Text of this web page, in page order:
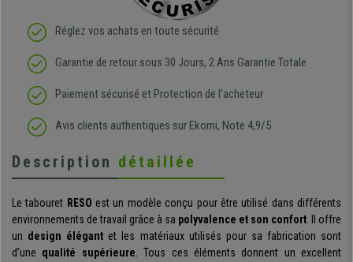
Réglez vos achats en toute sécurité
Garantie de retour sous 30 Jours, 2 Ans Garantie Totale
Paiement sécurisé et Protection de l'acheteur
Avis clients authentiques sur Ekomi, Note 4,9/5
Description détaillée
Le tabouret RESO est un modèle conçu pour être utilisé dans différents
environnements de travail grâce à sa polyvalence et son confort. Il offre
un design élégant et les matériaux utilisés pour sa fabrication sont
d’une qualité supérieure. Tous ces éléments donnent un excellent